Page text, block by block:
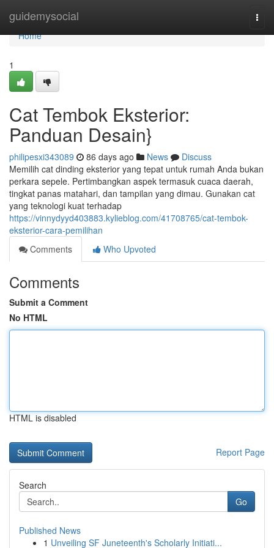
guidemysocial
Home
Home
1
Cat Tembok Eksterior:
Panduan Desain}
philipesxi343089 86 days ago News
Discuss
Memilih cat dinding eksterior yang tepat untuk rumah Anda bukan
perkara sepele. Pertimbangkan aspek termasuk cuaca daerah,
tingkat panas matahari, dan tampilan yang dimau. Gunakan cat
yang teknologi kuat terhadap
https://vinnydyyd403883.kylieblog.com/41708765/cat-tembok-
eksterior-cara-pemilihan
Comments
Who Upvoted
Comments
Submit a Comment
No HTML
HTML is disabled
Report Page
Search
Go
Published News
1 Unveiling SF Juneteenth's Scholarly Initiati...